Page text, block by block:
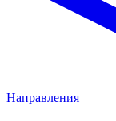
Направления